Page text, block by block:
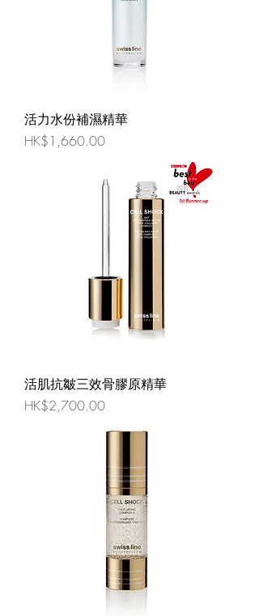
活力水份補濕精華
價格
HK$1,660.00
活肌抗皺三效骨膠原精華
價格
HK$2,700.00